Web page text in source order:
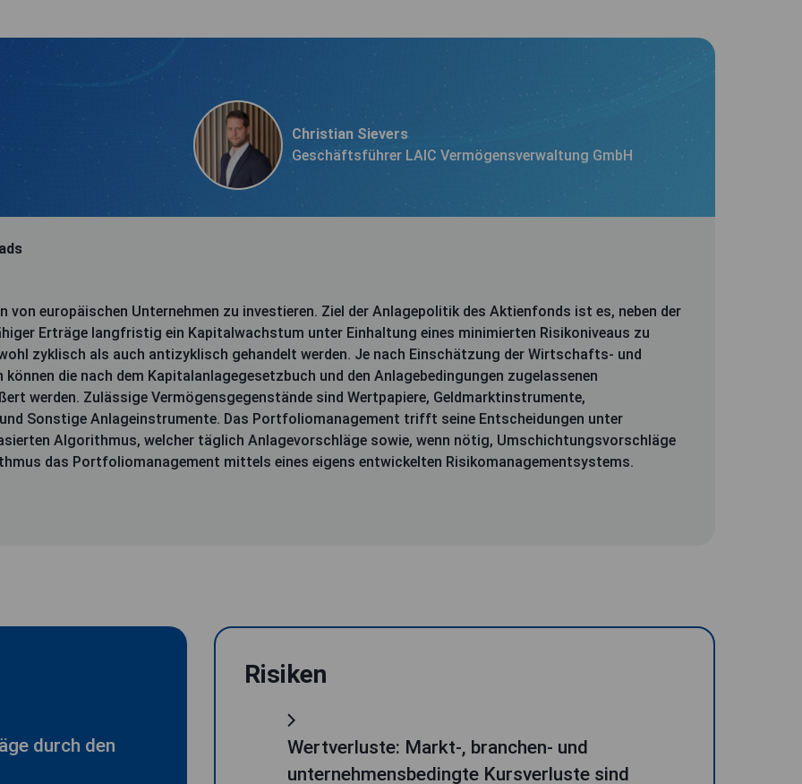
Christian Sievers
Geschäftsführer LAIC Vermögensverwaltung GmbH
von europäischen Unternehmen zu investieren. Ziel der Anlagepolitik des Aktienfonds ist es, neben der
Erträge langfristig ein Kapitalwachstum unter Einhaltung eines minimierten Risikoniveaus zu
zyklisch als auch antizyklisch gehandelt werden. Je nach Einschätzung der Wirtschafts- und
die nach dem Kapitalanlagegesetzbuch und den Anlagebedingungen zugelassenen
werden. Zulässige Vermögensgegenstände sind Wertpapiere, Geldmarktinstrumente,
Sonstige Anlageinstrumente. Das Portfoliomanagement trifft seine Entscheidungen unter
Algorithmus, welcher täglich Anlagevorschläge sowie, wenn nötig, Umschichtungsvorschläge
das Portfoliomanagement mittels eines eigens entwickelten Risikomanagementsystems.
durch den
Risiken
Wertverluste: Markt-, branchen- und
unternehmensbedingte Kursverluste sind